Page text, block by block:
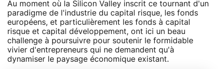
Au moment où la Silicon Valley inscrit ce tournant d'un
paradigme de l'industrie du capital risque, les fonds
européens, et particulièrement les fonds à capital
risque et capital développement, ont ici un beau
challenge à poursuivre pour soutenir le formidable
vivier d'entrepreneurs qui ne demandent qu'à
dynamiser le paysage économique existant.